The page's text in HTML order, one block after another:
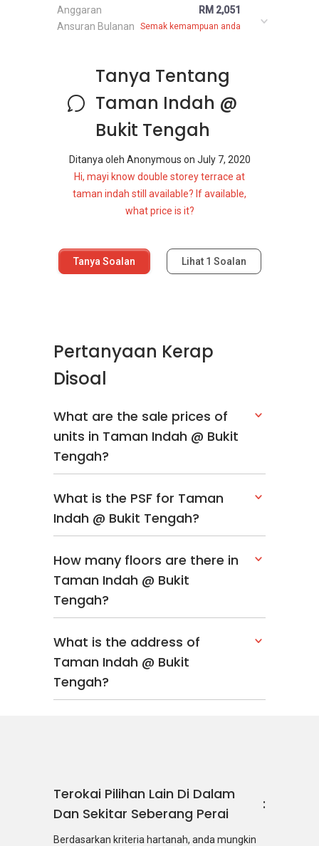
Anggaran
Ansuran Bulanan
RM 2,051
Semak kemampuan anda
Tanya Tentang
Taman Indah @
Bukit Tengah
Ditanya oleh Anonymous on July 7, 2020
Hi, mayi know double storey terrace at
taman indah still available? If available,
what price is it?
Tanya Soalan Lihat 1 Soalan
Pertanyaan Kerap
Disoal
What are the sale prices of
units in Taman Indah @ Bukit
Tengah?
What is the PSF for Taman
Indah @ Bukit Tengah?
How many floors are there in
Taman Indah @ Bukit
Tengah?
What is the address of
Taman Indah @ Bukit
Tengah?
Terokai Pilihan Lain Di Dalam
Dan Sekitar Seberang Perai
Berdasarkan kriteria hartanah, anda mungkin